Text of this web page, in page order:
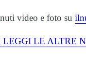
video e foto su
LE ALTRE